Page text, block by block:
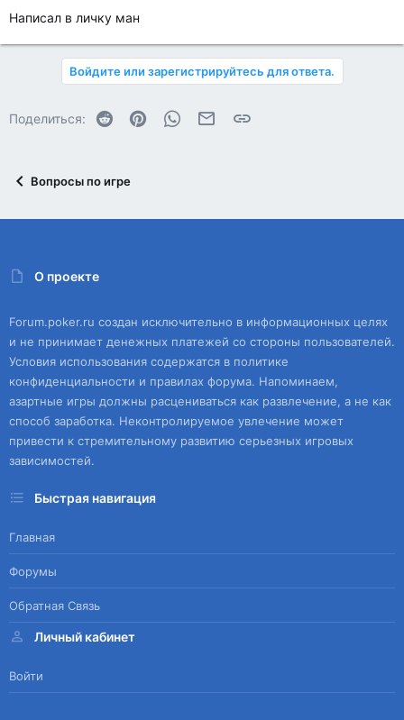
Написал в личку ман
Войдите или зарегистрируйтесь для ответа.
Поделиться: Reddit PinterestWhatsAppЭлектронная почта
Ссылка
Вопросы по игре
О проекте
Forum.poker.ru создан исключительно в информационных целях
и не принимает денежных платежей со стороны пользователей.
Условия использования содержатся в политике
конфиденциальности и правилах форума. Напоминаем,
азартные игры должны расцениваться как развлечение, а не как
способ заработка. Неконтролируемое увлечение может
привести к стремительному развитию серьезных игровых
зависимостей.
Быстрая навигация
Главная
Форумы
Обратная Связь
Личный кабинет
Войти